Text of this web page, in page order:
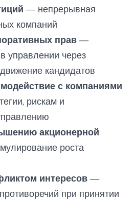
— непрерывная
компаний
прав—
управлении через
кандидатов
с компаниями
рискам и
акционерной
роста
интересов—
при принятии